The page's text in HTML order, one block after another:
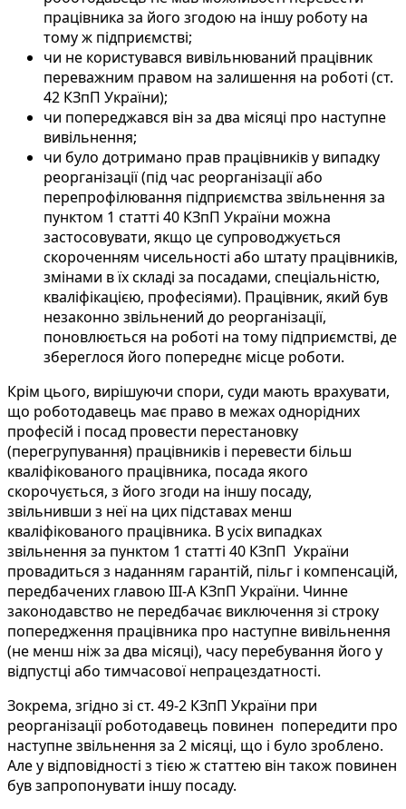
працівника за його згодою на іншу роботу на
тому ж підприємстві;
чи не користувався вивільнюваний працівник
переважним правом на залишення на роботі (ст.
42 КЗпП України);
чи попереджався він за два місяці про наступне
вивільнення;
чи було дотримано прав працівників у випадку
реорганізації (під час реорганізації або
перепрофілювання підприємства звільнення за
пунктом 1 статті 40 КЗпП України можна
застосовувати, якщо це супроводжується
скороченням чисельності або штату працівників,
змінами в їх складі за посадами, спеціальністю,
кваліфікацією, професіями). Працівник, який був
незаконно звільнений до реорганізації,
поновлюється на роботі на тому підприємстві, де
збереглося його попереднє місце роботи.
Крім цього, вирішуючи спори, суди мають врахувати,
що роботодавець має право в межах однорідних
професій і посад провести перестановку
(перегрупування) працівників і перевести більш
кваліфікованого працівника, посада якого
скорочується, з його згоди на іншу посаду,
звільнивши з неї на цих підставах менш
кваліфікованого працівника. В усіх випадках
звільнення за пунктом 1 статті 40 КЗпП України
провадиться з наданням гарантій, пільг і компенсацій,
передбачених главою III-А КЗпП України. Чинне
законодавство не передбачає виключення зі строку
попередження працівника про наступне вивільнення
(не менш ніж за два місяці), часу перебування його у
відпустці або тимчасової непрацездатності.
Зокрема, згідно зі ст. 49-2 КЗпП України при
реорганізації роботодавець повинен попередити про
наступне звільнення за 2 місяці, що і було зроблено.
Але у відповідності з тією ж статтею він також повинен
був запропонувати іншу посаду.